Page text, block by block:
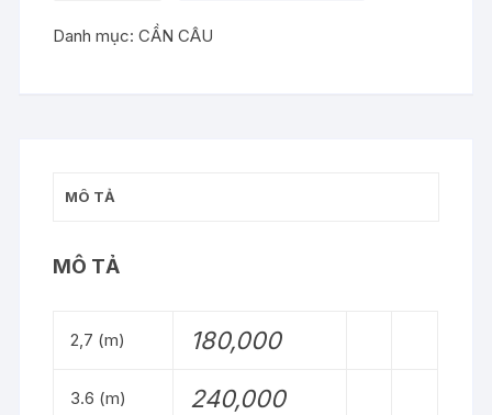
AN
Danh mục:CẦN CÂU
MÔ TẢ
MÔ TẢ
2,7 (m) 180,000
3.6 (m) 240,000